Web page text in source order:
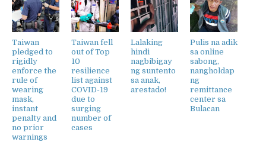
Taiwan
pledged to
rigidly
enforce the
rule of
wearing
mask,
instant
penalty and
no prior
warnings
Taiwan fell
out of Top
10
resilience
list against
COVID-19
due to
surging
number of
cases
Lalaking
hindi
nagbibigay
ng suntento
sa anak,
arestado!
Pulis na adik
sa online
sabong,
nangholdap
ng
remittance
center sa
Bulacan